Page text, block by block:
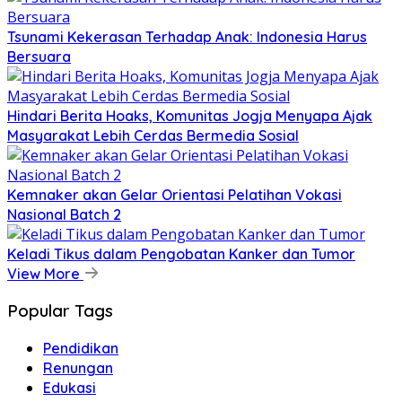
Tsunami Kekerasan Terhadap Anak: Indonesia Harus
Bersuara
Hindari Berita Hoaks, Komunitas Jogja Menyapa Ajak
Masyarakat Lebih Cerdas Bermedia Sosial
Kemnaker akan Gelar Orientasi Pelatihan Vokasi
Nasional Batch 2
Keladi Tikus dalam Pengobatan Kanker dan Tumor
View More
Popular Tags
Pendidikan
Renungan
Edukasi